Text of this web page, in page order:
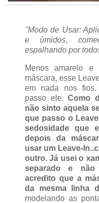
"Modo de Usar:
e úmidos,
espalhando por
Menos amarelo e
máscara, esse
em nada nos
passo ele.Como
não sinto aquela
que passo o
sedosidade que
depois da
usar um Leave-
outro.Já usei o
separado e não
acredito que a
da mesma linha
modelando as